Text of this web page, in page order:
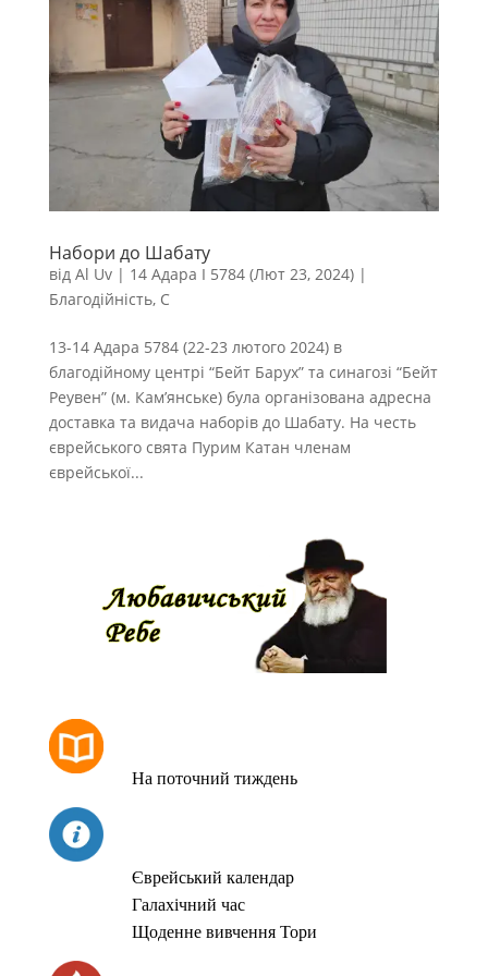
Набори до Шабату
від Al Uv| 14 Адара I 5784 (Лют 23, 2024)|
Благодійність, С
13-14 Адара 5784 (22-23 лютого 2024) в
благодійному центрі “Бейт Барух” та синагозі “Бейт
Реувен” (м. Кам’янське) була організована адресна
доставка та видача наборів до Шабату. На честь
єврейського свята Пурим Катан членам
єврейської...
На поточний тиждень
Єврейський календар
Галахічний час
Щоденне вивчення Тори